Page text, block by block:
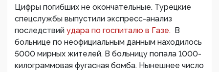
Цифры погибших не окончательные. Турецкие
спецслужбы выпустили экспресс-анализ
последствий удара по госпиталю в Газе. В
больнице по неофициальным данным находилось
5000 мирных жителей. В больницу попала 1000-
килограммовая фугасная бомба. Нынешнее число